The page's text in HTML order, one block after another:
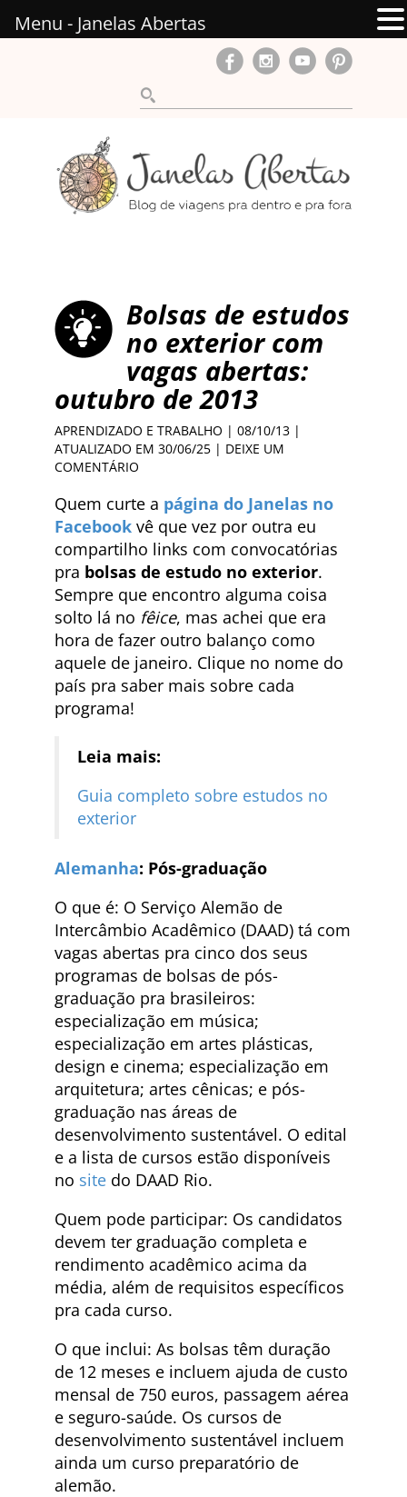
Bolsas de estudos
no exterior com
vagas abertas:
outubro de 2013
APRENDIZADO E TRABALHO | 08/10/13 |
ATUALIZADO EM 30/06/25 | DEIXE UM
COMENTÁRIO
Quem curte a página do Janelas no
Facebook vê que vez por outra eu
compartilho links com convocatórias
pra bolsas de estudo no exterior.
Sempre que encontro alguma coisa
solto lá no fêice, mas achei que era
hora de fazer outro balanço como
aquele de janeiro. Clique no nome do
país pra saber mais sobre cada
programa!
Leia mais:
Guia completo sobre estudos no
exterior
Alemanha: Pós-graduação
O que é: O Serviço Alemão de
Intercâmbio Acadêmico (DAAD) tá com
vagas abertas pra cinco dos seus
programas de bolsas de pós-
graduação pra brasileiros:
especialização em música;
especialização em artes plásticas,
design e cinema; especialização em
arquitetura; artes cênicas; e pós-
graduação nas áreas de
desenvolvimento sustentável. O edital
e a lista de cursos estão disponíveis
no site do DAAD Rio.
Quem pode participar: Os candidatos
devem ter graduação completa e
rendimento acadêmico acima da
média, além de requisitos específicos
pra cada curso.
O que inclui: As bolsas têm duração
de 12 meses e incluem ajuda de custo
mensal de 750 euros, passagem aérea
e seguro-saúde. Os cursos de
desenvolvimento sustentável incluem
ainda um curso preparatório de
alemão.
Menu - Janelas Abertas